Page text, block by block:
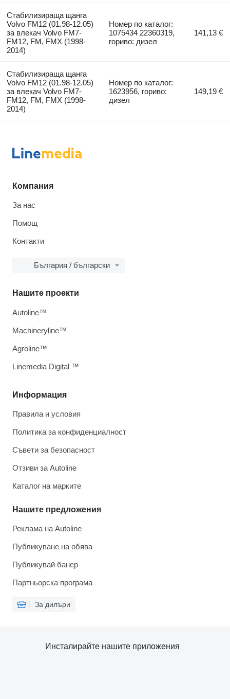
Стабилизираща щанга
Volvo FM12 (01.98-12.05)
за влекач Volvo FM7-
FM12, FM, FMX (1998-
2014)
Номер по каталог:
1075434 22360319,
гориво: дизел
141,13 €
Стабилизираща щанга
Volvo FM12 (01.98-12.05)
за влекач Volvo FM7-
FM12, FM, FMX (1998-
2014)
Номер по каталог:
1623956, гориво:
дизел
149,19 €
Компания
За нас
Помощ
Контакти
България / български
Информация
Правила и условия
Политика за конфиденциалност
Съвети за безопасност
Отзиви за Autoline
Каталог на марките
Нашите предложения
Реклама на Autoline
Публикуване на обява
Публикувай банер
Партньорска програма
За дилъри
Нашите проекти
Autoline™
Machineryline™
Agroline™
Linemedia Digital ™
Инсталирайте нашите приложения